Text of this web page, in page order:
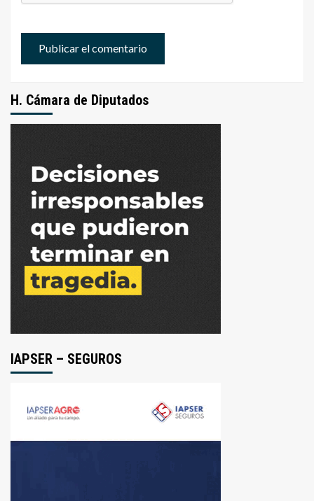
H. Cámara de Diputados
IAPSER – SEGUROS